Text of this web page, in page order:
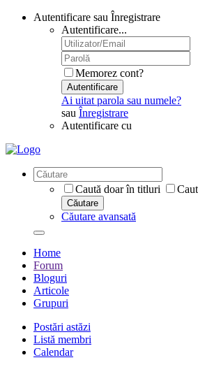
Autentificare sau Înregistrare
Autentificare...
Memorez cont?
Autentificare
Ai uitat parola sau numele?
sau Înregistrare
Autentificare cu
Caută doar în titluri
Căutare
Căutare avansată
Home
Forum
Bloguri
Articole
Grupuri
Postări astăzi
Listă membri
Calendar